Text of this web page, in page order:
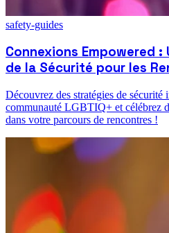
safety-guides
Connexions Empowered :
de la Sécurité pour les
Découvrez des stratégies de sécurité
communauté LGBTIQ+ et célébrez
dans votre parcours de rencontres !